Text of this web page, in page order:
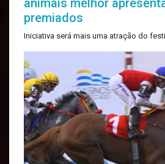
animais melhor
premiados
Iniciativa será mais uma atração do